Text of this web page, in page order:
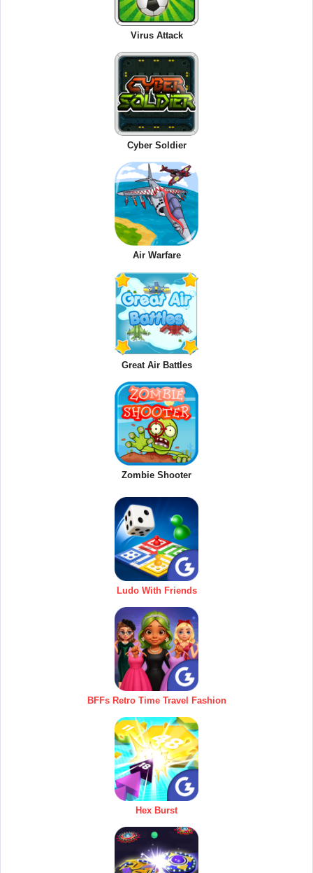
Virus Attack
Cyber Soldier
Air Warfare
Great Air Battles
Zombie Shooter
Ludo With Friends
BFFs Retro Time Travel Fashion
Hex Burst